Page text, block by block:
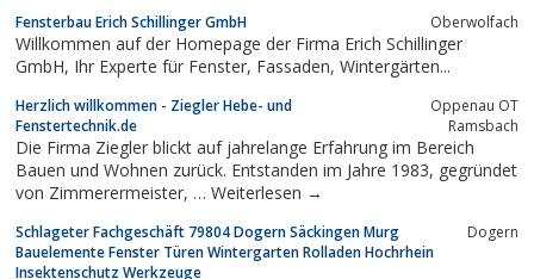
von Fenstern, Glasfasaden, Wintergärten oderHaustüren aus...
Fensterbau Erich Schillinger GmbH Oberwolfach
Willkommen auf der Homepage der Firma Erich Schillinger
GmbH, Ihr Experte für Fenster, Fassaden, Wintergärten...
Herzlich willkommen - Ziegler Hebe- und
Fenstertechnik.de
Oppenau OT
Ramsbach
Die Firma Ziegler blickt auf jahrelange Erfahrung im Bereich
Bauen und Wohnen zurück. Entstanden im Jahre 1983, gegründet
von Zimmerermeister, … Weiterlesen →
Schlageter Fachgeschäft 79804 Dogern Säckingen Murg
Bauelemente Fenster Türen Wintergarten Rolladen Hochrhein
Insektenschutz Werkzeuge
Dogern